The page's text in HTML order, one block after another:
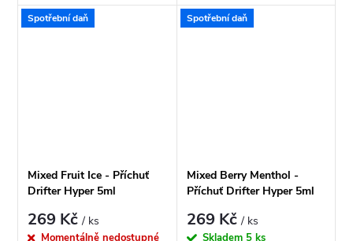
Spotřební daň
Mixed Fruit Ice - Příchuť
Drifter Hyper 5ml
269 Kč/ ks
Momentálně nedostupné
Spotřební daň
Mixed Berry Menthol -
Příchuť Drifter Hyper 5ml
269 Kč/ ks
Skladem 5 ks